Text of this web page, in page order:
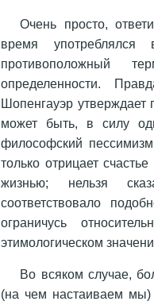
Очень просто,
время употреблялся
противоположный
определенности.
Шопенгауэр утверждает
может быть, в силу
философский
только отрицает
жизнью; нельзя
соответствовало
ограничусь
этимологическом
Во всяком случае,
(на чем настаиваем